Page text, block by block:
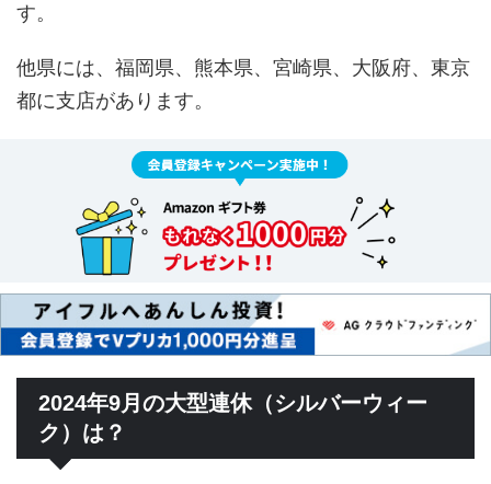
す。
他県には、福岡県、熊本県、宮崎県、大阪府、東京
都に支店があります。
2024年9月の大型連休（シルバーウィー
ク）は？